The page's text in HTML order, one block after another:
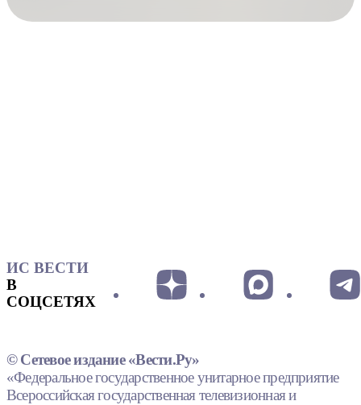
ИС ВЕСТИ
В
СОЦСЕТЯХ
© Сетевое издание «Вести.Ру»
«Федеральное государственное унитарное предприятие
Всероссийская государственная телевизионная и